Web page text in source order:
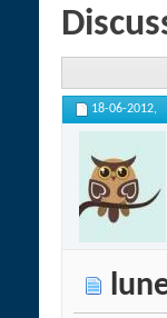
18-06-2012,